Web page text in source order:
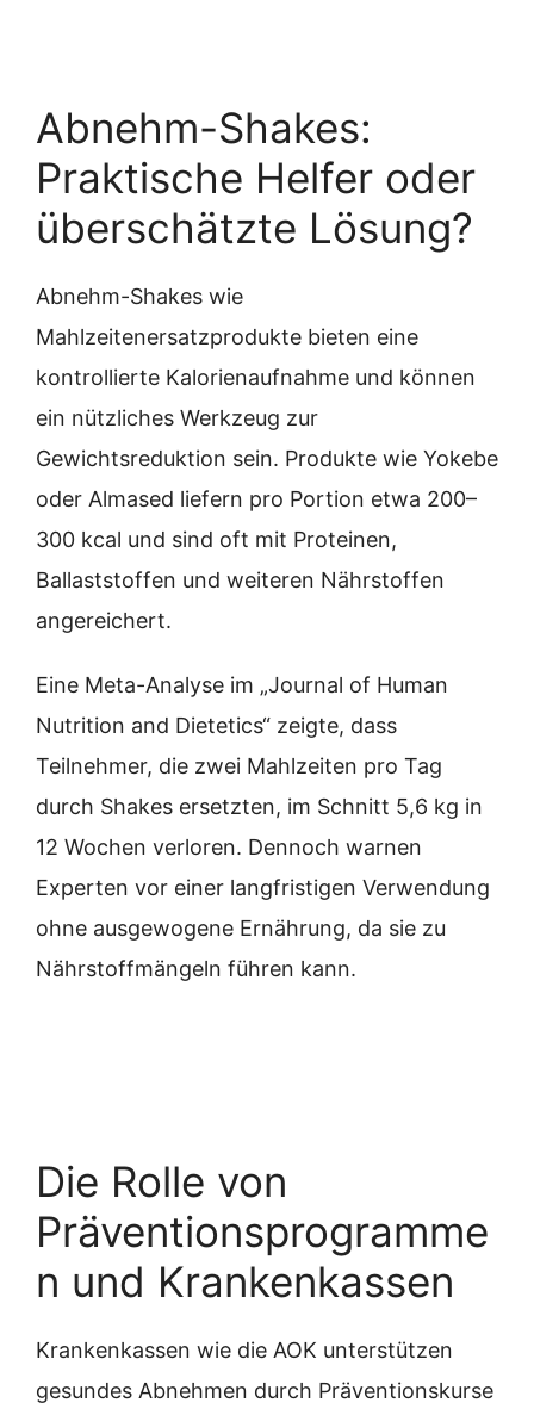
Abnehm-Shakes:
Praktische Helfer oder
überschätzte Lösung?
Abnehm-Shakes wie
Mahlzeitenersatzprodukte bieten eine
kontrollierte Kalorienaufnahme und können
ein nützliches Werkzeug zur
Gewichtsreduktion sein. Produkte wie Yokebe
oder Almased liefern pro Portion etwa 200–
300 kcal und sind oft mit Proteinen,
Ballaststoffen und weiteren Nährstoffen
angereichert.
Eine Meta-Analyse im „Journal of Human
Nutrition and Dietetics“ zeigte, dass
Teilnehmer, die zwei Mahlzeiten pro Tag
durch Shakes ersetzten, im Schnitt 5,6 kg in
12 Wochen verloren. Dennoch warnen
Experten vor einer langfristigen Verwendung
ohne ausgewogene Ernährung, da sie zu
Nährstoffmängeln führen kann.
Die Rolle von
Präventionsprogramme
n und Krankenkassen
Krankenkassen wie die AOK unterstützen
gesundes Abnehmen durch Präventionskurse